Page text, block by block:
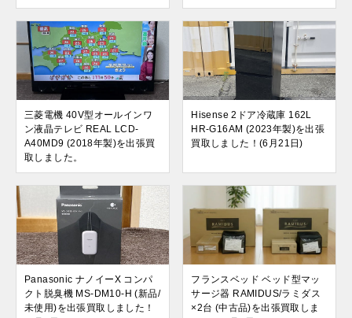
三菱電機 40V型オールインワ
ン液晶テレビ REAL LCD-
A40MD9 (2018年製)を出張買
取しました。
Hisense 2ドア冷蔵庫 162L
HR-G16AM (2023年製)を出張
買取しました！(6月21日)
Panasonic ナノイーX コンパ
クト脱臭機 MS-DM10-H (新品/
未使用)を出張買取しました！
フランスベッド ベッド型マッ
サージ器 RAMIDUS/ラミダス
×2台 (中古品)を出張買取しま